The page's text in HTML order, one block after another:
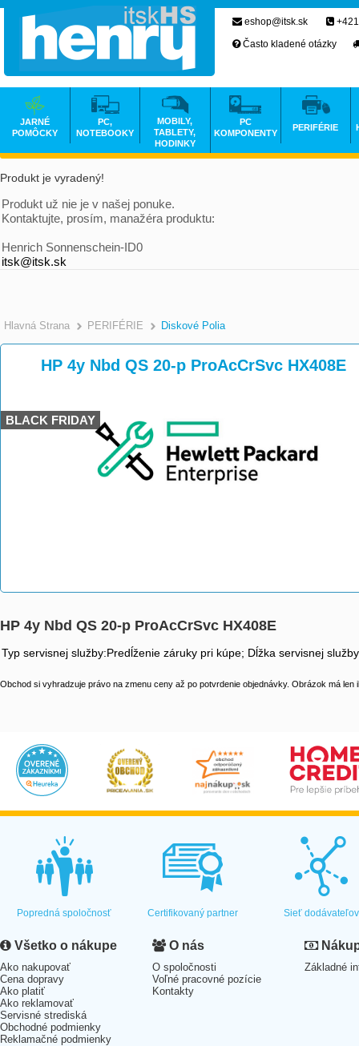
Produkt je vyradený!
Produkt už nie je v našej ponuke.
Kontaktujte, prosím, manažéra produktu:
Henrich Sonnenschein-ID0
itsk@itsk.sk
Hlavná Strana >
PERIFÉRIE >
Diskové Polia
HP 4y Nbd QS 20-p ProAcCrSvc HX408E
BLACK FRIDAY
HP 4y Nbd QS 20-p ProAcCrSvc HX408E
Typ servisnej služby:Predĺženie záruky pri kúpe; Dĺžka servisnej
Obchod si vyhradzuje právo na zmenu ceny až po potvrdenie objednávky. Obrázok má len
eshop@itsk.sk
Často kladené otázky
JARNÉ
POMÔCKY
PC,
NOTEBOOKY
MOBILY,
TABLETY,
HODINKY
PC
KOMPONENTY
PERIFÉRIE
Popredná spoločnosť Certifikovaný partner Sieť dodávateľov
Všetko o nákupe
Ako nakupovať
Cena dopravy
Ako platiť
Ako reklamovať
Servisné strediská
Obchodné podmienky
Reklamačné podmienky
O nás
O spoločnosti
Voľné pracovné pozície
Kontakty
Základné